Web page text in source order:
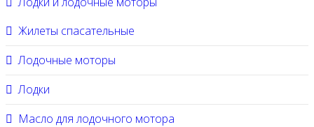
Жилеты спасательные
Лодочные моторы
Лодки
Масло для лодочного мотора